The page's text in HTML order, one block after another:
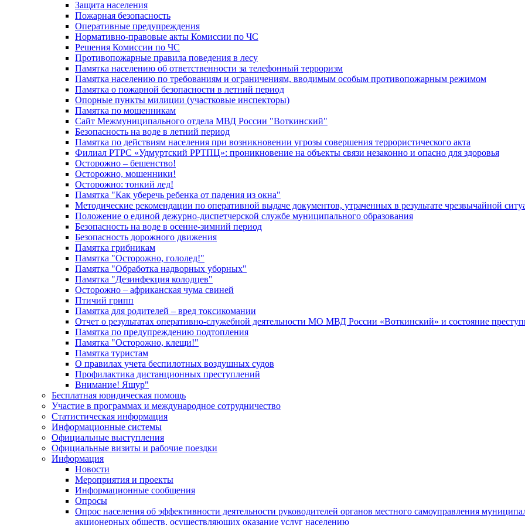
Защита населения
Пожарная безопасность
Оперативные предупреждения
Нормативно-правовые акты Комиссии по ЧС
Решения Комиссии по ЧС
Противопожарные правила поведения в лесу
Памятка населению об ответственности за телефонный терроризм
Памятка населению по требованиям и ограничениям, вводимым особым противопожарным режимом
Памятка о пожарной безопасности в летний период
Опорные пункты милиции (участковые инспекторы)
Памятка по мошенникам
Сайт Межмуниципального отдела МВД России "Воткинский"
Безопасность на воде в летний период
Памятка по действиям населения при возникновении угрозы совершения террористического акта
Филиал РТРС «Удмуртский РРТПЦ»: проникновение на объекты связи незаконно и опасно для здоровья
Осторожно – бешенство!
Осторожно, мошенники!
Осторожно: тонкий лед!
Памятка "Как уберечь ребенка от падения из окна"
Методические рекомендации по оперативной выдаче документов, утраченных в результате чрезвычайной
Положение о единой дежурно-диспетчерской службе муниципального образования
Безопасность на воде в осенне-зимний период
Безопасность дорожного движения
Памятка грибникам
Памятка "Осторожно, гололед!"
Памятка "Обработка надворных уборных"
Памятка "Дезинфекция колодцев"
Осторожно – африканская чума свиней
Птичий грипп
Памятка для родителей – вред токсикомании
Отчет о результатах оперативно-служебной деятельности МО МВД России «Воткинский» и состояние
Памятка по предупреждению подтопления
Памятка "Осторожно, клещи!"
Памятка туристам
О правилах учета беспилотных воздушных судов
Профилактика дистанционных преступлений
Внимание! Ящур"
Бесплатная юридическая помощь
Участие в программах и международное сотрудничество
Статистическая информация
Информационные системы
Официальные выступления
Официальные визиты и рабочие поездки
Информация
Новости
Мероприятия и проекты
Информационные сообщения
Опросы
Опрос населения об эффективности деятельности руководителей органов местного самоуправления
акционерных обществ, осуществляющих оказание услуг населению